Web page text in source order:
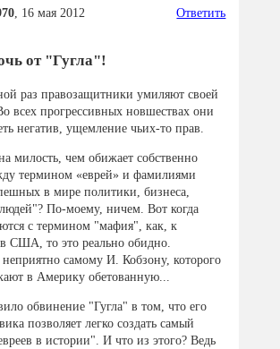
, 16 мая 2012 Ответить
от "Гугла"!
раз правозащитники умиляют своей
всех прогрессивных новшествах они
негатив, ущемление чьих-то прав.
милость, чем обижает собственно
термином «еврей» и фамилиями
в мире политики, бизнеса,
По-моему, ничем. Вот когда
с термином "мафия", как, к
США, то это реально обидно.
самому И. Кобзону, которого
в Америку обетованную...
обвинение "Гугла" в том, что его
позволяет легко создать самый
в истории". И что из этого? Ведь